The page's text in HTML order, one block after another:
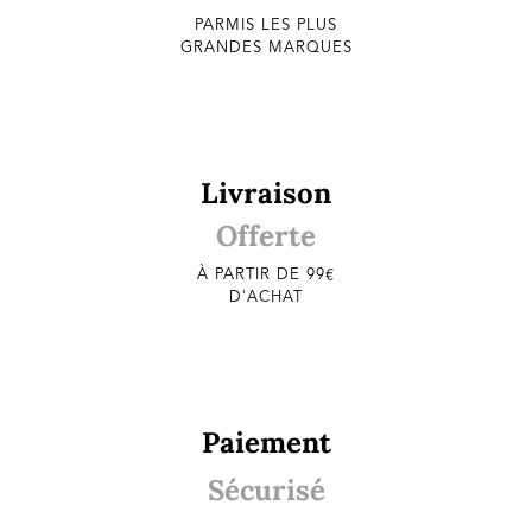
PARMIS LES PLUS
GRANDES MARQUES
Livraison
Offerte
À PARTIR DE 99€
D'ACHAT
Paiement
Sécurisé